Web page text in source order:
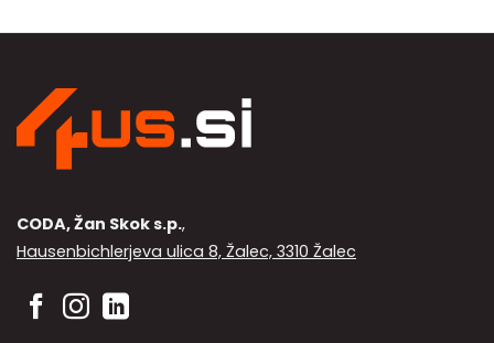
CODA, Žan Skok s.p.,
Hausenbichlerjeva ulica 8, Žalec, 3310 Žalec